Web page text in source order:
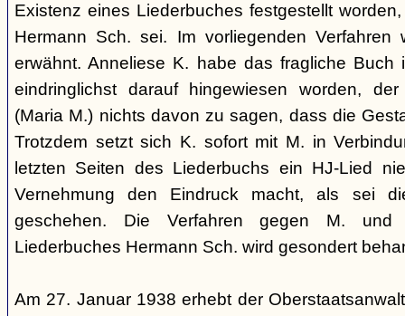
Existenz eines Liederbuches festgestellt
Hermann Sch. sei. Im vorliegenden Verfahren
erwähnt. Anneliese K. habe das fragliche Buch
eindringlichst darauf hingewiesen worden,
(Maria M.) nichts davon zu sagen, dass die
Trotzdem setzt sich K. sofort mit M. in
letzten Seiten des Liederbuchs ein HJ-Lied
Vernehmung den Eindruck macht, als sei
geschehen. Die Verfahren gegen M. und
Liederbuches Hermann Sch. wird gesondert
Am 27. Januar 1938 erhebt der